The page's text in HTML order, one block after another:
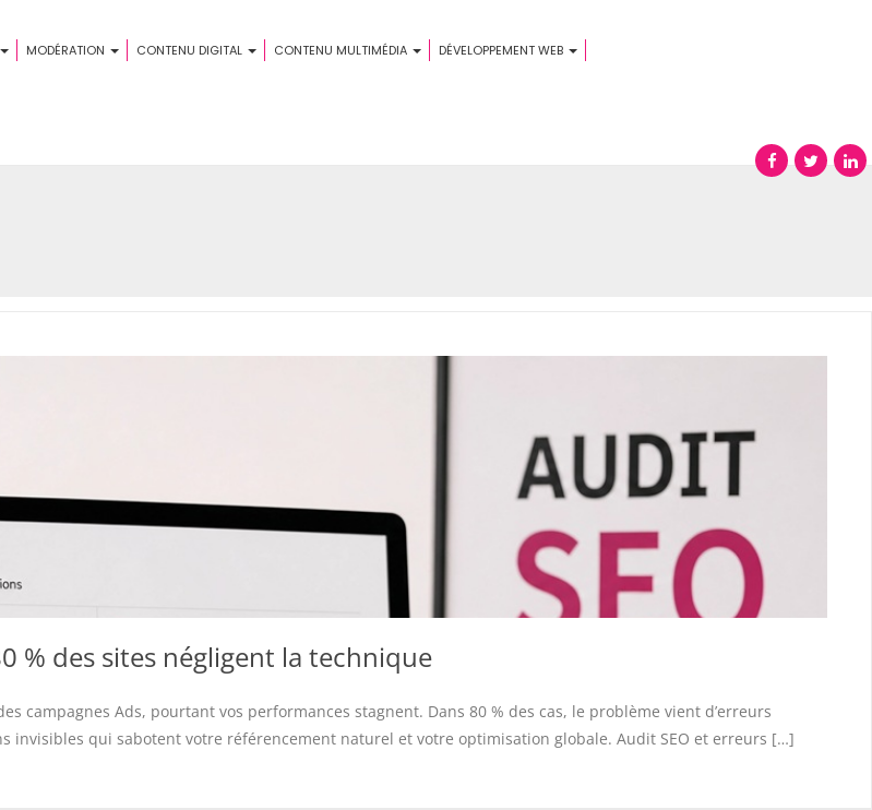
MODÉRATION CONTENU DIGITAL CONTENU MULTIMÉDIA
DÉVELOPPEMENT WEB
% des sites négligent la technique
campagnes Ads, pourtant vos performances stagnent. Dans 80 % des cas, le problème vient d’erreurs
invisibles qui sabotent votre référencement naturel et votre optimisation globale. Audit SEO et erreurs […]